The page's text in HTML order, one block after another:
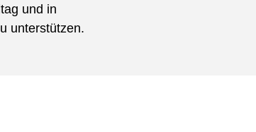
und in
unterstützen.